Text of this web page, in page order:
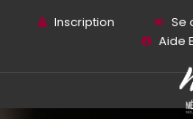
Inscription Se
Aide